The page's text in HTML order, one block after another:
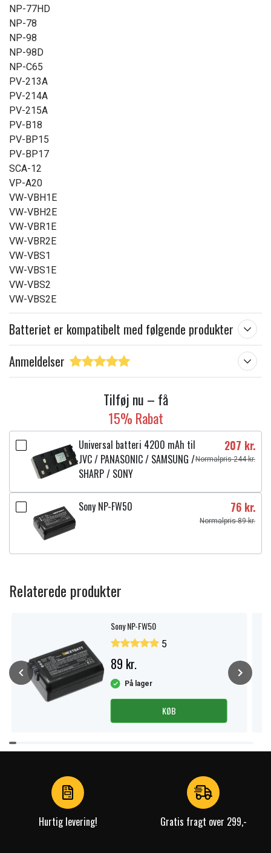
NP-77HD
NP-78
NP-98
NP-98D
NP-C65
PV-213A
PV-214A
PV-215A
PV-B18
PV-BP15
PV-BP17
SCA-12
VP-A20
VW-VBH1E
VW-VBH2E
VW-VBR1E
VW-VBR2E
VW-VBS1
VW-VBS1E
VW-VBS2
VW-VBS2E
Batteriet er kompatibelt med følgende produkter
Anmeldelser
Tilføj nu – få
15% Rabat
Universal batteri 4200 mAh til
JVC / PANASONIC / SAMSUNG /
SHARP / SONY
207 kr.
Normalpris 244 kr.
Sony NP-FW50 76 kr.
Normalpris 89 kr.
Relaterede produkter
Sony NP-FW50
5
89 kr.
På lager
KØB
Item
1
Hurtig levering! Gratis fragt over 299,-